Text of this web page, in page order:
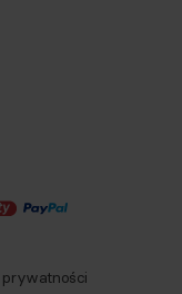
prywatności